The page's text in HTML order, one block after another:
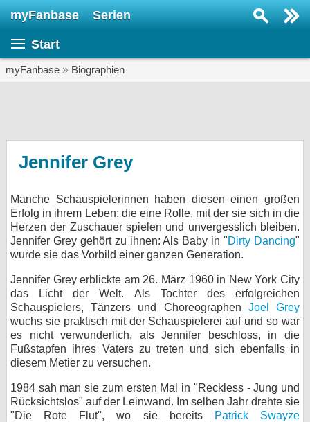
myFanbase Serien
Start
myFanbase » Biographien
Jennifer Grey
Manche Schauspielerinnen haben diesen einen großen
Erfolg in ihrem Leben: die eine Rolle, mit der sie sich in die
Herzen der Zuschauer spielen und unvergesslich bleiben.
Jennifer Grey gehört zu ihnen: Als Baby in "Dirty Dancing"
wurde sie das Vorbild einer ganzen Generation.
Jennifer Grey erblickte am 26. März 1960 in New York City
das Licht der Welt. Als Tochter des erfolgreichen
Schauspielers, Tänzers und Choreographen Joel Grey
wuchs sie praktisch mit der Schauspielerei auf und so war
es nicht verwunderlich, als Jennifer beschloss, in die
Fußstapfen ihres Vaters zu treten und sich ebenfalls in
diesem Metier zu versuchen.
1984 sah man sie zum ersten Mal in "Reckless - Jung und
Rücksichtslos" auf der Leinwand. Im selben Jahr drehte sie
"Die Rote Flut", wo sie bereits
Patrick Swayze
KULTUR
Specials
SERVICE
Forum
bei X
bei Facebook
Kontakt